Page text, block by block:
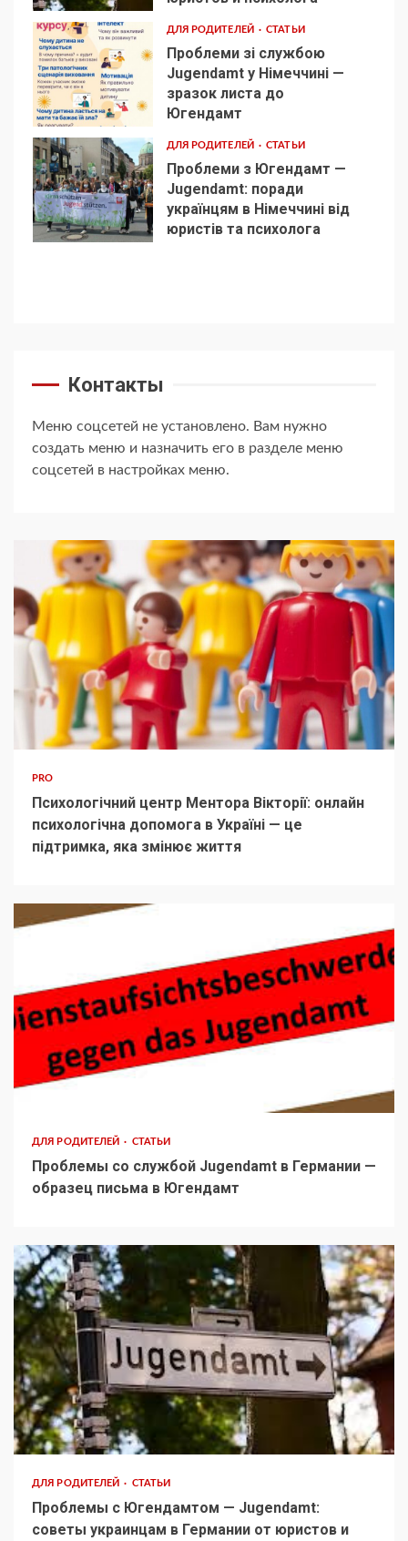
4
ДЛЯ РОДИТЕЛЕЙ СТАТЬИ
Проблеми зі службою
Jugendamt у Німеччині —
зразок листа до
Югендамт
5
ДЛЯ РОДИТЕЛЕЙ СТАТЬИ
Проблеми з Югендамт —
Jugendamt: поради
українцям в Німеччині від
юристів та психолога
Контакты
Меню соцсетей не установлено. Вам нужно
создать меню и назначить его в разделе меню
соцсетей в настройках меню.
PRO
Психологічний центр Ментора Вікторії: онлайн
психологічна допомога в Україні — це
підтримка, яка змінює життя
ДЛЯ РОДИТЕЛЕЙ СТАТЬИ
Проблемы со службой Jugendamt в Германии —
образец письма в Югендамт
ДЛЯ РОДИТЕЛЕЙ СТАТЬИ
Проблемы с Югендамтом — Jugendamt:
советы украинцам в Германии от юристов и